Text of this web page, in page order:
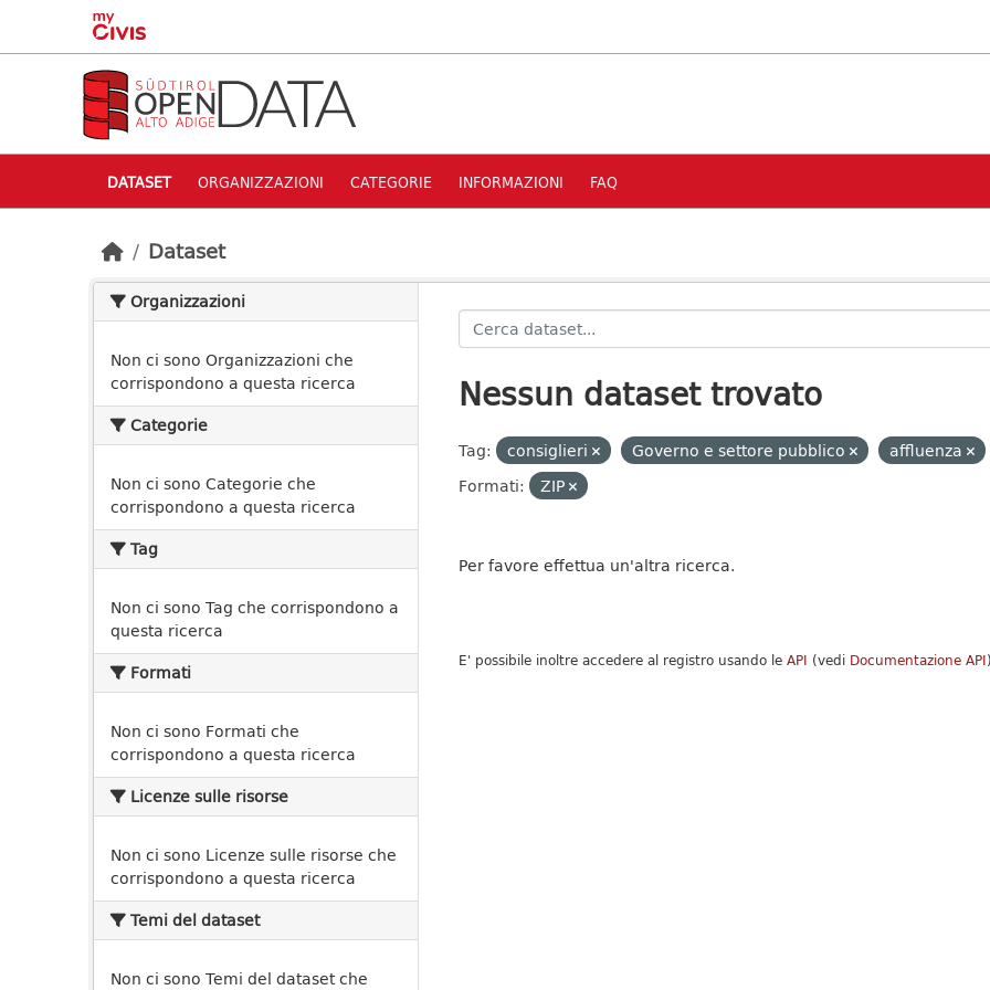
Skip to main content
DATASET ORGANIZZAZIONI CATEGORIE INFORMAZIONI FAQ
Dataset
Organizzazioni
Non ci sono Organizzazioni che
corrispondono a questa ricerca
Categorie
Non ci sono Categorie che
corrispondono a questa ricerca
Tag
Non ci sono Tag che corrispondono a
questa ricerca
Formati
Non ci sono Formati che
corrispondono a questa ricerca
Licenze sulle risorse
Non ci sono Licenze sulle risorse che
corrispondono a questa ricerca
Temi del dataset
Non ci sono Temi del dataset che
Nessun dataset trovato
Tag: consiglieri Governo e settore pubblico
affluenza
Formati:
ZIP
Per favore effettua un'altra ricerca.
E' possibile inoltre accedere al registro usando le API (vedi Documentazione API